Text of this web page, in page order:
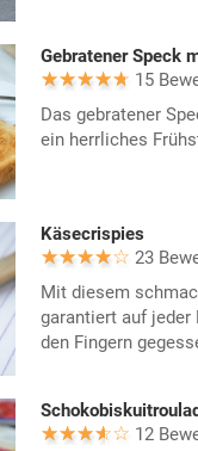
Gebratener Speck
15
Das gebratener
ein herrliches
Käsecrispies
23
Mit diesem
garantiert auf jeder
den Fingern
12